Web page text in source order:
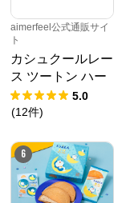
aimerfeel公式通販サイ
ト
カシュクールレー
ス ツートン ハー
フバックショーツ
5.0
(12件)
6